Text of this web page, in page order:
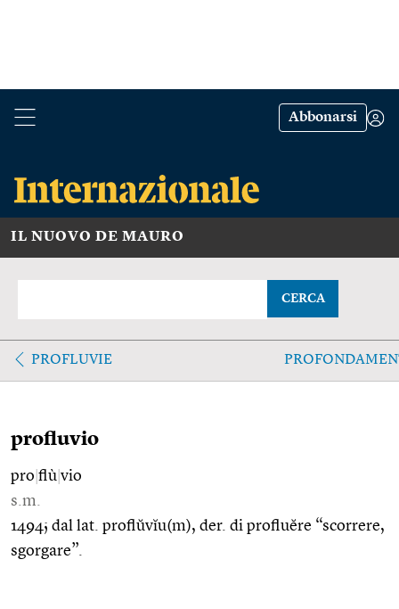
Abbonarsi
IL NUOVO DE MAURO
CERCA
PROFLUVIE
profluvio
pro flù vio
s.m.
1494; dal lat. proflŭvĭu(m), der. di profluĕre “scorrere,
sgorgare”.